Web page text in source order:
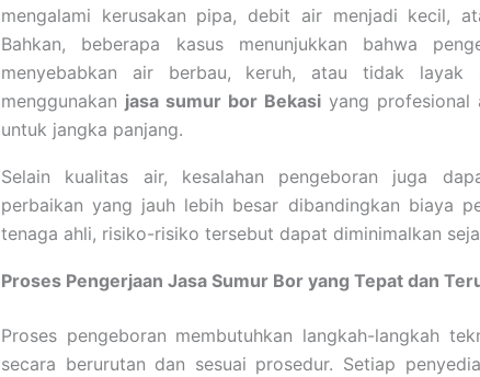
mengalami kerusakan pipa, debit air menjadi kecil,
Bahkan, beberapa kasus menunjukkan bahwa
menyebabkan air berbau, keruh, atau tidak layak
menggunakan jasa sumur bor Bekasi yang profesional
untuk jangka panjang.
Selain kualitas air, kesalahan pengeboran juga
perbaikan yang jauh lebih besar dibandingkan biaya
tenaga ahli, risiko-risiko tersebut dapat diminimalkan
Proses Pengerjaan Jasa Sumur Bor yang Tepat dan
Proses pengeboran membutuhkan langkah-langkah
secara berurutan dan sesuai prosedur. Setiap penyedia